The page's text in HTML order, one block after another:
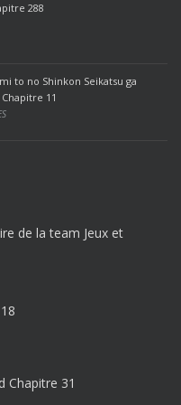
288
to no Shinkon Seikatsu ga
11
de la team Jeux et
Chapitre 31